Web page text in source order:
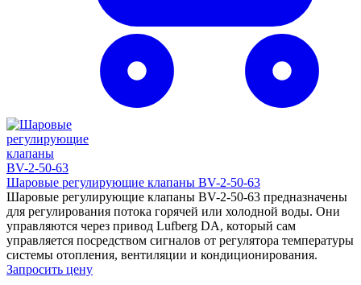
Шаровые регулирующие клапаны BV-2-50-63
Шаровые регулирующие клапаны BV-2-50-63 предназначены
для регулирования потока горячей или холодной воды. Они
управляются через привод Lufberg DA, который сам
управляется посредством сигналов от регулятора температуры
системы отопления, вентиляции и кондиционирования.
Запросить цену